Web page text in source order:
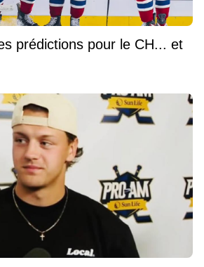
prédictions pour le CH... et